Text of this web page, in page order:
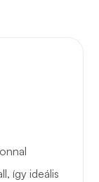
így ideális